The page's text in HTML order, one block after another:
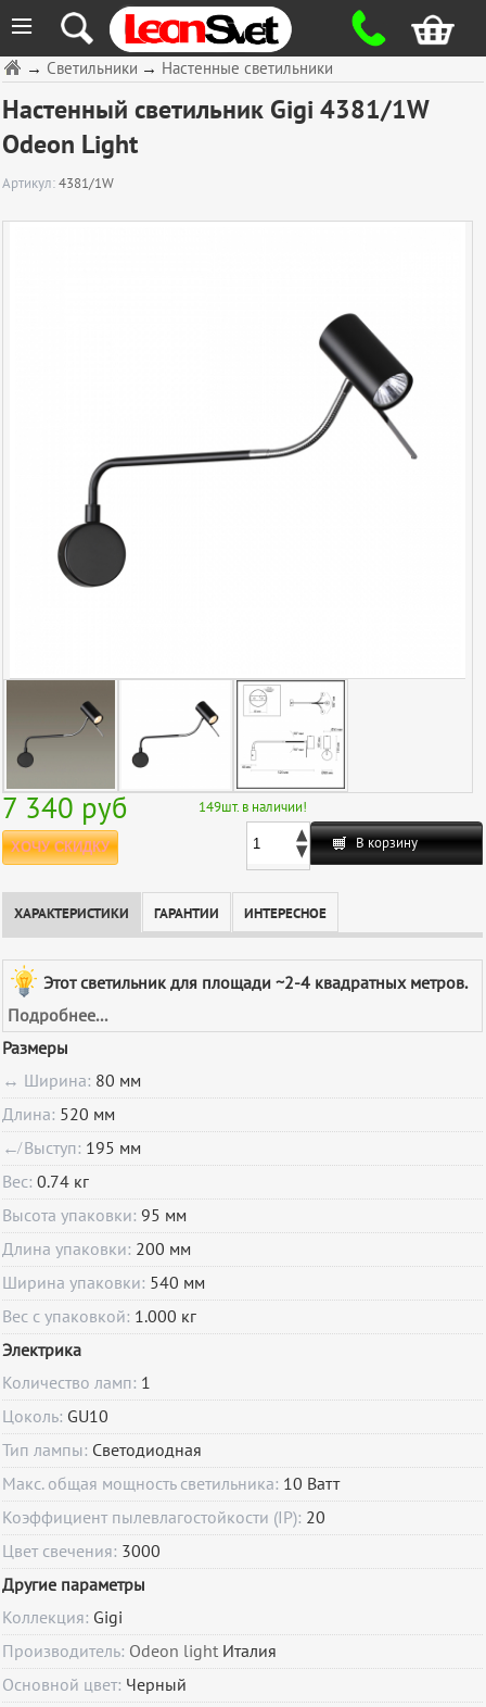
≡
→ Настенные светильники
→ Светильники
Настенный светильник Gigi 4381/1W
Odeon Light
Артикул:4381/1W
7 340 руб
ХОЧУ СКИДКУ
149шт. в наличии!
В корзину
ХАРАКТЕРИСТИКИ ГАРАНТИИ ИНТЕРЕСНОЕ
Этот светильник для площади ~2-4 квадратных метров.
Подробнее...
Размеры
↔ Ширина: 80 мм
Длина: 520 мм
↚ Выступ: 195 мм
Вес:0.74 кг
Высота упаковки:95 мм
Длина упаковки: 200 мм
Ширина упаковки: 540 мм
Вес с упаковкой: 1.000 кг
Электрика
Количество ламп: 1
Цоколь: GU10
Тип лампы: Светодиодная
Макс. общая мощность светильника: 10 Ватт
Коэффициент пылевлагостойкости (IP): 20
Цвет свечения: 3000
Другие параметры
Коллекция: Gigi
Производитель: Odeon light Италия
Основной цвет: Черный